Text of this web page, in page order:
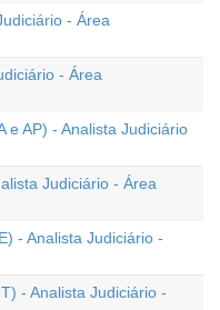
- Área
- Área
e AP) - Analista Judiciário
Judiciário - Área
- Analista Judiciário -
- Analista Judiciário -